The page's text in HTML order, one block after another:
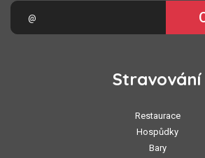
Stravování
Restaurace
Hospůdky
Bary